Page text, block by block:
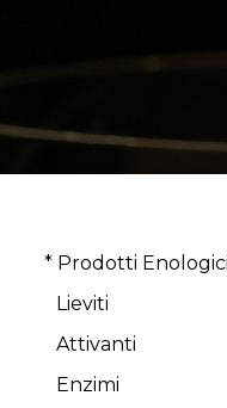
* Prodotti
Lieviti
Attivanti
Enzimi